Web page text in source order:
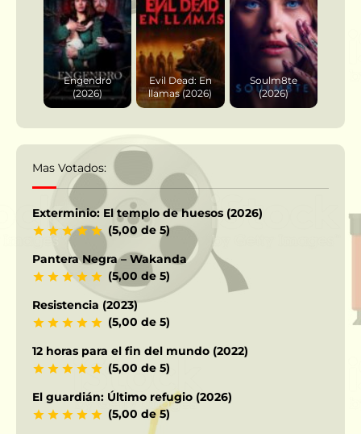
Engendro
(2026)
Evil Dead: En
llamas (2026)
Soulm8te
(2026)
Mas Votados:
Exterminio: El templo de huesos (2026)
(5,00 de 5)
Pantera Negra – Wakanda
(5,00 de 5)
Resistencia (2023)
(5,00 de 5)
12 horas para el fin del mundo (2022)
(5,00 de 5)
El guardián: Último refugio (2026)
(5,00 de 5)